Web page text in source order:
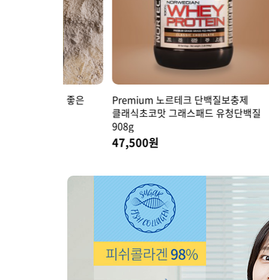
Premium 노르테크 단백질보충제
클래식초코맛 그래스패드 유청단백질
47,500원
크리미